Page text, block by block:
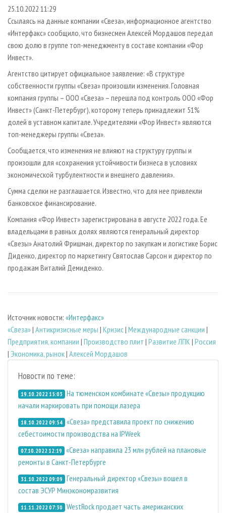
СУШКА ДРЕВЕСИНЫ
ПРОИЗВОДСТВО ДРЕВЕСНЫХ ПЛИТ
ДЕРЕВЯННОЕ ДОМОСТРОЕНИЕ
ПРОИЗВОДСТВО МЕБЕЛИ
БИОЭНЕРГЕТИКА
ЦБП
ИНСТРУМЕНТ И МАТЕРИАЛЫ
ПЕРСОНЫ
МОБИЛЬНЫЕ ВЫСТАВКИ
ОФИЦИАЛЬНЫЕ ДЕЛЕГАЦИИ
ПРИОРИТЕТНЫЕ ИНВЕСТПРОЕКТЫ
RUSSIAN FORESTRY REVIEW
ГАЗЕТА ЛЕСПРОМФОРУМ
БИБЛИОТЕКА СПЕЦИАЛИСТА
КОНТАКТЫ
РЕКЛАМА
РЕКЛАМА НА САЙТЕ
25.10.2022 11:29
Ссылаясь на данные компании «Свеза», информационное агентство
«Интерфакс» сообщило, что бизнесмен Алексей Мордашов передал
свою долю в группе топ-менеджменту в составе компании «Фор
Инвест».
Агентство цитирует официальное заявление: «В структуре
собственности группы «Свеза» произошли изменения. Головная
компания группы – ООО «Свеза» – перешла под контроль ООО «Фор
Инвест» (Санкт-Петербург), которому теперь принадлежит 51%
долей в уставном капитале. Учредителями «Фор Инвест» являются
топ-менеджеры группы «Свеза».
Сообщается, что изменения не влияют на структуру группы и
произошли для «сохранения устойчивости бизнеса в условиях
экономической турбулентности и внешнего давления».
Сумма сделки не разглашается. Известно, что для нее привлекли
банковское финансирование.
Компания «Фор Инвест» зарегистрирована в августе 2022 года. Ее
владельцами в равных долях являются генеральный директор
«Свезы» Анатолий Фришман, директор по закупкам и логистике Борис
Диденко, директор по маркетингу Святослав Сарсон и директор по
продажам Виталий Демиденко.
Источник новости: «Интерфакс»
«Свеза»| Антикризисные меры | Кризис| Международные санкции |
Предприятия, компании | Производство плит | Развитие ЛПК | Россия
| Экономика, рынок| Алексей Мордашов
Новости по теме:
19.10.2022 15:03 На тюменском комбинате «Свезы» продукцию
начали маркировать при помощи лазера
18.10.2022 09:54 «Свеза» представила проект по снижению
себестоимости производства на IPWeek
07.10.2022 12:19 «Свеза» направила 23 млн рублей на плановые
ремонты в Санкт-Петербурге
31.10.2022 09:09 Генеральный директор «Свезы» вошел в
состав ЭСУР Минэкономразвития
11.11.2022 07:30 WestRock продает часть американских